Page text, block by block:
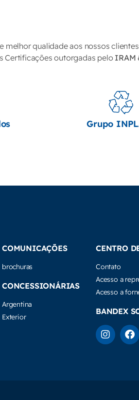
melhor qualidade aos nossos
Certificações outorgadas pelo IRAM
Grupo
COMUNICAÇÕES
brochuras
CONCESSIONÁRIAS
Argentina
Exterior
CENTRO
Contato
Acesso a
Acesso a
BANDEX